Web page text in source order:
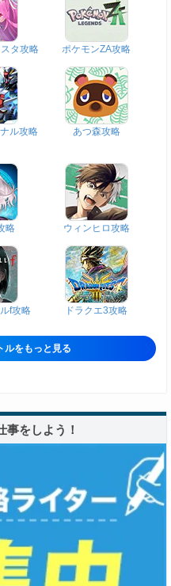
タ攻略 ポケモンZA攻略
ル攻略 あつ森攻略
略 ウィンヒロ攻略
f攻略 ドラクエ3攻略
ルをもっと見る
事をしよう！